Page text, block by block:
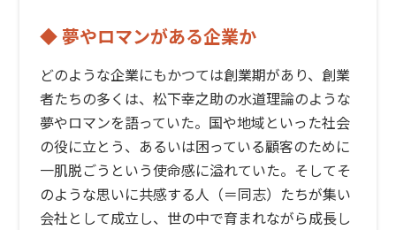
◆ 夢やロマンがある企業か
どのような企業にもかつては創業期があり、創業
者たちの多くは、松下幸之助の水道理論のような
夢やロマンを語っていた。国や地域といった社会
の役に立とう、あるいは困っている顧客のために
一肌脱ごうという使命感に溢れていた。そしてそ
のような思いに共感する人（＝同志）たちが集い
会社として成立し、世の中で育まれながら成長し